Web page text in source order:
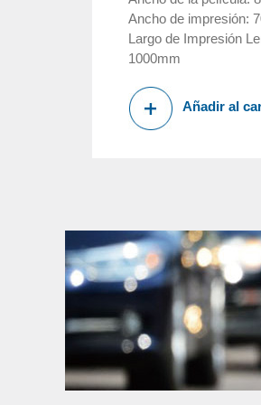
Ancho de impresión:
Largo de Impresión
1000mm
Añadir al